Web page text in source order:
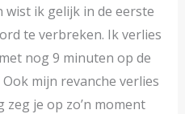
ik gelijk in de eerste
te verbreken. Ik verlies
nog 9 minuten op de
mijn revanche verlies
zeg je op zo’n moment